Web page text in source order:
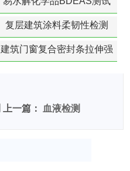
复层建筑涂料柔韧性检测
建筑门窗复合密封条拉伸强
上一篇： 血液检测